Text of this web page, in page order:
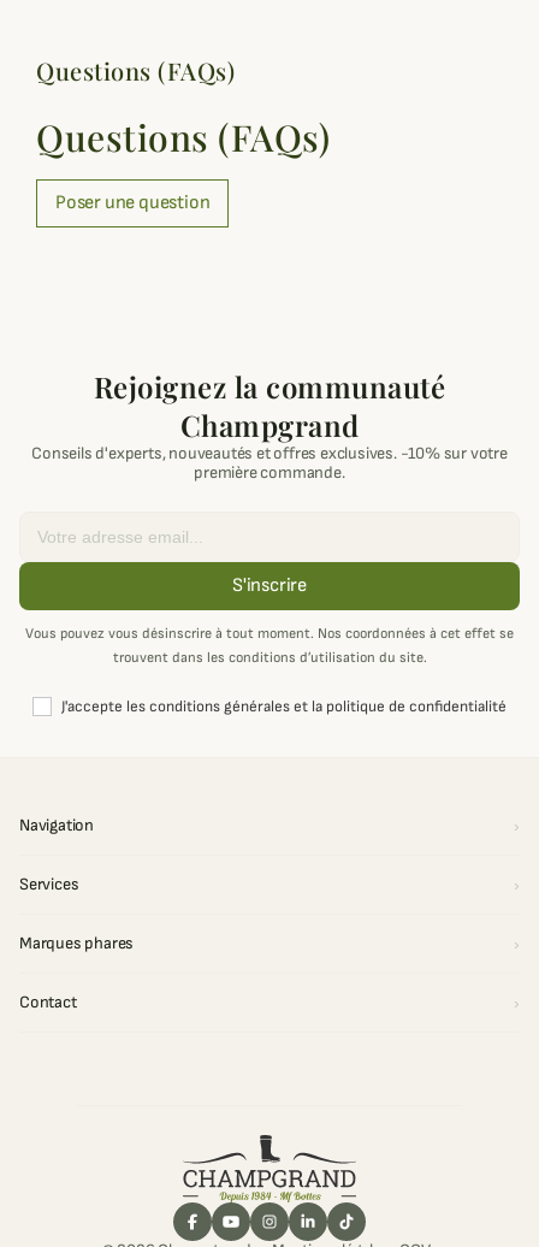
Questions (FAQs)
Questions (FAQs)
Poser une question
Rejoignez la communauté
Champgrand
Conseils d'experts, nouveautés et offres exclusives. -10% sur votre
première commande.
S'inscrire
Vous pouvez vous désinscrire à tout moment. Nos coordonnées à cet effet se
trouvent dans les conditions d’utilisation du site.
J'accepte les conditions générales et la politique de confidentialité
Navigation
Services
Marques phares
Contact